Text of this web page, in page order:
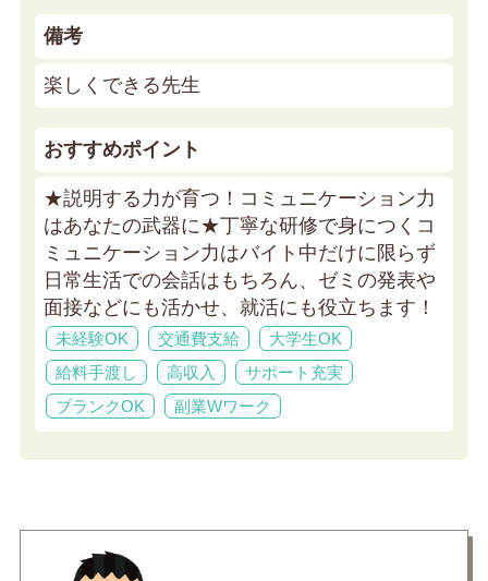
備考
楽しくできる先生
おすすめポイント
★説明する力が育つ！コミュニケーション力
はあなたの武器に★丁寧な研修で身につくコ
ミュニケーション力はバイト中だけに限らず
日常生活での会話はもちろん、ゼミの発表や
面接などにも活かせ、就活にも役立ちます！
未経験OK 交通費支給
大学生OK
給料手渡し
高収入
サポート充実
ブランクOK
副業Wワーク